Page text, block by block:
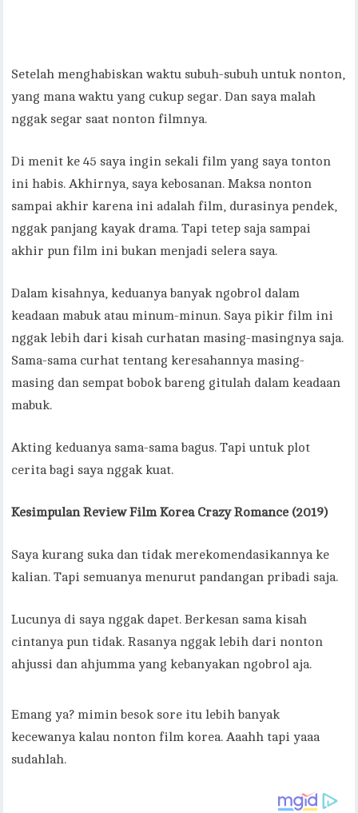
Setelah menghabiskan waktu subuh-subuh untuk nonton,
yang mana waktu yang cukup segar. Dan saya malah
nggak segar saat nonton filmnya.
Di menit ke 45 saya ingin sekali film yang saya tonton
ini habis. Akhirnya, saya kebosanan. Maksa nonton
sampai akhir karena ini adalah film, durasinya pendek,
nggak panjang kayak drama. Tapi tetep saja sampai
akhir pun film ini bukan menjadi selera saya.
Dalam kisahnya, keduanya banyak ngobrol dalam
keadaan mabuk atau minum-minun. Saya pikir film ini
nggak lebih dari kisah curhatan masing-masingnya saja.
Sama-sama curhat tentang keresahannya masing-
masing dan sempat bobok bareng gitulah dalam keadaan
mabuk.
Akting keduanya sama-sama bagus. Tapi untuk plot
cerita bagi saya nggak kuat.
Kesimpulan Review Film Korea Crazy Romance (2019)
Saya kurang suka dan tidak merekomendasikannya ke
kalian. Tapi semuanya menurut pandangan pribadi saja.
Lucunya di saya nggak dapet. Berkesan sama kisah
cintanya pun tidak. Rasanya nggak lebih dari nonton
ahjussi dan ahjumma yang kebanyakan ngobrol aja.
Emang ya? mimin besok sore itu lebih banyak
kecewanya kalau nonton film korea. Aaahh tapi yaaa
sudahlah.